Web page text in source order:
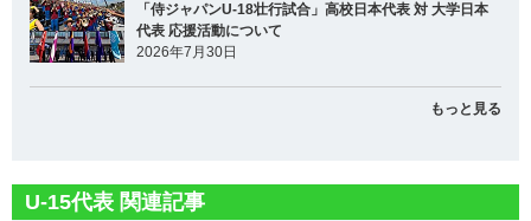
「侍ジャパンU-18壮行試合」高校日本代表 対 大学日本
代表 応援活動について
2026年7月30日
もっと見る
U-15代表 関連記事